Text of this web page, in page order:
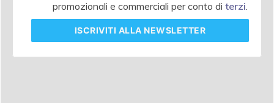
promozionali e commerciali per conto di terzi.
ISCRIVITI ALLA NEWSLETTER